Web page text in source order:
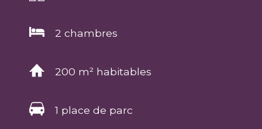
2 chambres
200 m² habitables
1 place de parc